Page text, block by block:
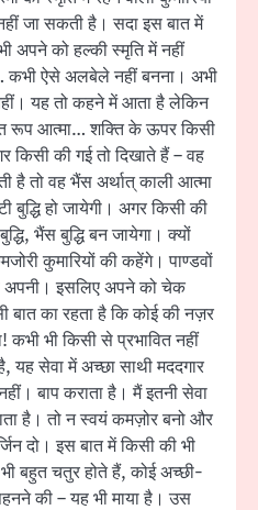
जा सकती है। सदा इस बात में
अपने को हल्की स्मृति में नहीं
कभी ऐसे अलबेले नहीं बनना। अभी
यह तो कहने में आता है लेकिन
रूप आत्मा… शक्ति के ऊपर किसी
की गई तो दिखाते हैं – वह
है तो वह भैंस अर्थात् काली आत्मा
बुद्धि हो जायेगी। अगर किसी की
भैंस बुद्धि बन जायेगा। क्यों
कुमारियों की कहेंगे। पाण्डवों
अपनी। इसलिए अपने को चेक
बात का रहता है कि कोई की नज़र
कभी भी किसी से प्रभावित नहीं
यह सेवा में अच्छा साथी मददगार
बाप कराता है। मैं इतनी सेवा
है। तो न स्वयं कमज़ोर बनो और
दो। इस बात में किसी की भी
भी बहुत चतुर होते हैं, कोई अच्छी-
की – यह भी माया है। उस